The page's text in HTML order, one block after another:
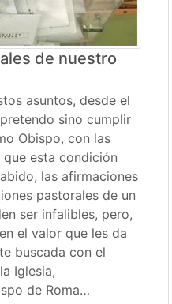
de nuestro
asuntos, desde el
sino cumplir
Obispo, con las
esta condición
las afirmaciones
pastorales de un
ser infalibles, pero,
el valor que les da
buscada con el
Iglesia,
de Roma…